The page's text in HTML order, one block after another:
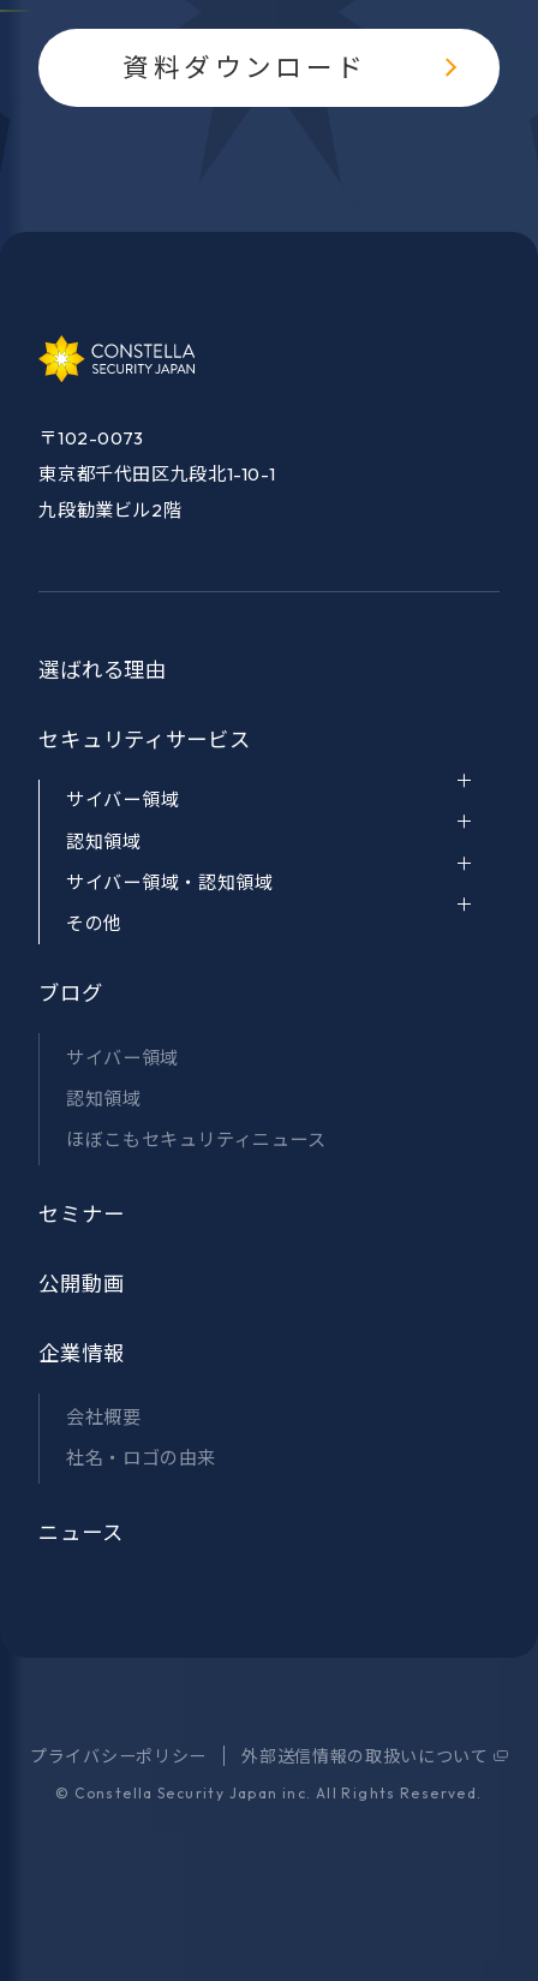
資料ダウンロード
〒102-0073
東京都千代田区九段北1-10-1
九段勧業ビル2階
選ばれる理由
セキュリティサービス
サイバー領域
認知領域
サイバー領域・認知領域
その他
ブログ
サイバー領域
認知領域
ほぼこもセキュリティニュース
セミナー
公開動画
企業情報
会社概要
社名・ロゴの由来
ニュース
プライバシーポリシー 外部送信情報の取扱いについて
© Constella Security Japan inc. All Rights Reserved.